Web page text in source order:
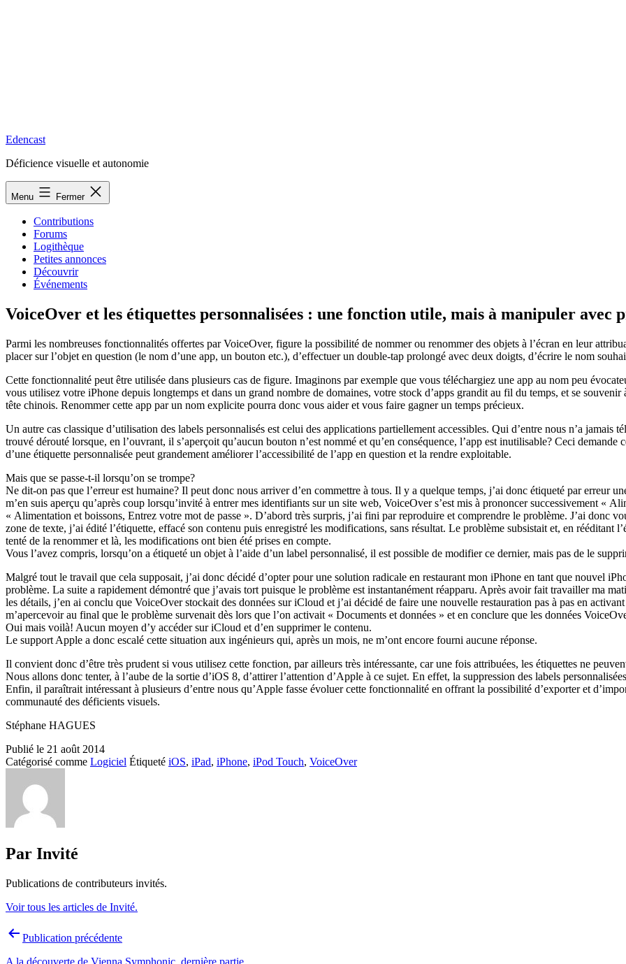
Edencast
Déficience visuelle et autonomie
Menu Fermer
Contributions
Forums
Logithèque
Petites annonces
Découvrir
Événements
VoiceOver et les étiquettes personnalisées : une fonction utile, mais à manipuler avec
Parmi les nombreuses fonctionnalités offertes par VoiceOver, figure la possibilité de nommer ou renommer des objets à l’écran en leur
placer sur l’objet en question (le nom d’une app, un bouton etc.), d’effectuer un double-tap prolongé avec deux doigts, d’écrire le nom
Cette fonctionnalité peut être utilisée dans plusieurs cas de figure. Imaginons par exemple que vous téléchargiez une app au nom peu
vous utilisez votre iPhone depuis longtemps et dans un grand nombre de domaines, votre stock d’apps grandit au fil du temps, et se
tête chinois. Renommer cette app par un nom explicite pourra donc vous aider et vous faire gagner un temps précieux.
Un autre cas classique d’utilisation des labels personnalisés est celui des applications partiellement accessibles. Qui d’entre nous n’a jamais
trouvé dérouté lorsque, en l’ouvrant, il s’aperçoit qu’aucun bouton n’est nommé et qu’en conséquence, l’app est inutilisable? Ceci
d’une étiquette personnalisée peut grandement améliorer l’accessibilité de l’app en question et la rendre exploitable.
Mais que se passe-t-il lorsqu’on se trompe?
Ne dit-on pas que l’erreur est humaine? Il peut donc nous arriver d’en commettre à tous. Il y a quelque temps, j’ai donc étiqueté par erreur
m’en suis aperçu qu’après coup lorsqu’invité à entrer mes identifiants sur un site web, VoiceOver s’est mis à prononcer successivement «
« Alimentation et boissons, Entrez votre mot de passe ». D’abord très surpris, j’ai fini par reproduire et comprendre le problème. J’ai donc
zone de texte, j’ai édité l’étiquette, effacé son contenu puis enregistré les modifications, sans résultat. Le problème subsistait et, en rééditant
tenté de la renommer et là, les modifications ont bien été prises en compte.
Vous l’avez compris, lorsqu’on a étiqueté un objet à l’aide d’un label personnalisé, il est possible de modifier ce dernier, mais pas de le
Malgré tout le travail que cela supposait, j’ai donc décidé d’opter pour une solution radicale en restaurant mon iPhone en tant que nouvel
problème. La suite a rapidement démontré que j’avais tort puisque le problème est instantanément réapparu. Après avoir fait travailler ma
les détails, j’en ai conclu que VoiceOver stockait des données sur iCloud et j’ai décidé de faire une nouvelle restauration pas à pas en
m’apercevoir au final que le problème survenait dès lors que l’on activait « Documents et données » et en conclure que les données
Oui mais voilà! Aucun moyen d’y accéder sur iCloud et d’en supprimer le contenu.
Le support Apple a donc escalé cette situation aux ingénieurs qui, après un mois, ne m’ont encore fourni aucune réponse.
Il convient donc d’être très prudent si vous utilisez cette fonction, par ailleurs très intéressante, car une fois attribuées, les étiquettes ne
Nous allons donc tenter, à l’aube de la sortie d’iOS 8, d’attirer l’attention d’Apple à ce sujet. En effet, la suppression des labels
Enfin, il paraîtrait intéressant à plusieurs d’entre nous qu’Apple fasse évoluer cette fonctionnalité en offrant la possibilité d’exporter et
communauté des déficients visuels.
Stéphane HAGUES
Publié le 21 août 2014
Catégorisé comme Logiciel Étiqueté iOS, iPad, iPhone, iPod Touch, VoiceOver
Par Invité
Publications de contributeurs invités.
Voir tous les articles de Invité.
Navigation
Publication précédente
A la découverte de Vienna Symphonic, dernière partie